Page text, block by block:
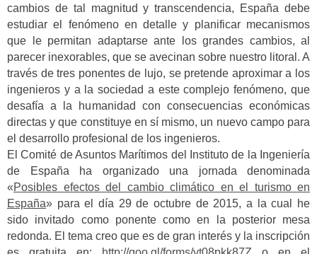
cambios de tal magnitud y transcendencia, España debe
estudiar el fenómeno en detalle y planificar mecanismos
que le permitan adaptarse ante los grandes cambios, al
parecer inexorables, que se avecinan sobre nuestro litoral. A
través de tres ponentes de lujo, se pretende aproximar a los
ingenieros y a la sociedad a este complejo fenómeno, que
desafía a la humanidad con consecuencias económicas
directas y que constituye en sí mismo, un nuevo campo para
el desarrollo profesional de los ingenieros.
El Comité de Asuntos Marítimos del Instituto de la Ingeniería
de España ha organizado una jornada denominada
«Posibles efectos del cambio climático en el turismo en
España» para el día 29 de octubre de 2015, a la cual he
sido invitado como ponente como en la posterior mesa
redonda. El tema creo que es de gran interés y la inscripción